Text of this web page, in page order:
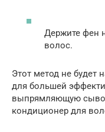
Держите фен
волос.
Этот метод не будет
для большей
выпрямляющую
кондиционер для